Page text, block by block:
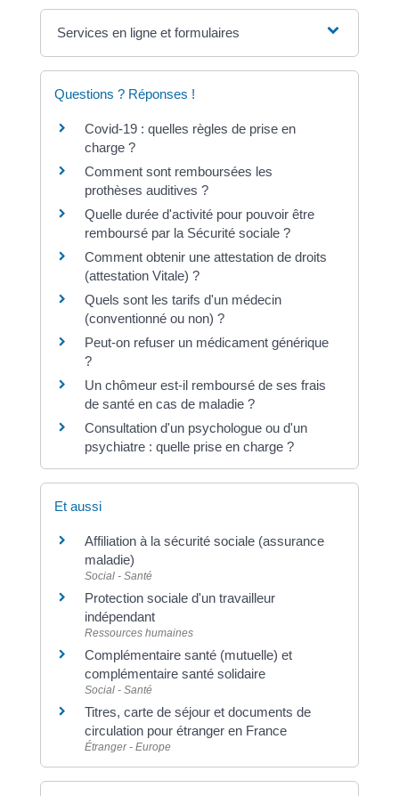
Services en ligne et formulaires
Questions ? Réponses !
Covid-19 : quelles règles de prise en
charge ?
Comment sont remboursées les
prothèses auditives ?
Quelle durée d'activité pour pouvoir être
remboursé par la Sécurité sociale ?
Comment obtenir une attestation de droits
(attestation Vitale) ?
Quels sont les tarifs d'un médecin
(conventionné ou non) ?
Peut-on refuser un médicament générique
?
Un chômeur est-il remboursé de ses frais
de santé en cas de maladie ?
Consultation d'un psychologue ou d'un
psychiatre : quelle prise en charge ?
Et aussi
Affiliation à la sécurité sociale (assurance
maladie)
Social - Santé
Protection sociale d'un travailleur
indépendant
Ressources humaines
Complémentaire santé (mutuelle) et
complémentaire santé solidaire
Social - Santé
Titres, carte de séjour et documents de
circulation pour étranger en France
Étranger - Europe